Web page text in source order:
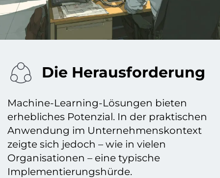
Die Herausforderung
Machine-Learning-Lösungen bieten
erhebliches Potenzial. In der praktischen
Anwendung im Unternehmenskontext
zeigte sich jedoch – wie in vielen
Organisationen – eine typische
Implementierungshürde.